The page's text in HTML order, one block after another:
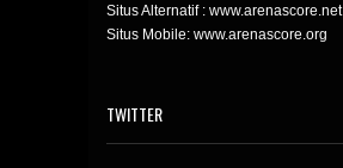
Situs Alternatif : www.arenascore.net
Situs Mobile: www.arenascore.org
TWITTER